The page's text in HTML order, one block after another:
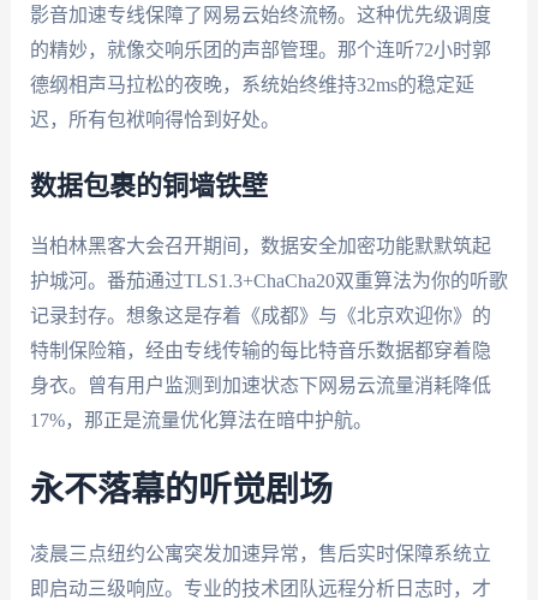
影音加速专线保障了网易云始终流畅。这种优先级调度
的精妙，就像交响乐团的声部管理。那个连听72小时郭
德纲相声马拉松的夜晚，系统始终维持32ms的稳定延
迟，所有包袱响得恰到好处。
数据包裹的铜墙铁壁
当柏林黑客大会召开期间，数据安全加密功能默默筑起
护城河。番茄通过TLS1.3+ChaCha20双重算法为你的听歌
记录封存。想象这是存着《成都》与《北京欢迎你》的
特制保险箱，经由专线传输的每比特音乐数据都穿着隐
身衣。曾有用户监测到加速状态下网易云流量消耗降低
17%，那正是流量优化算法在暗中护航。
永不落幕的听觉剧场
凌晨三点纽约公寓突发加速异常，售后实时保障系统立
即启动三级响应。专业的技术团队远程分析日志时，才